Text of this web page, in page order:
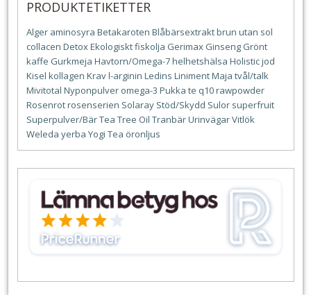
PRODUKTETIKETTER
Alger aminosyra Betakaroten Blåbärsextraktbrun utan sol
collacen DetoxEkologisktfiskolja Gerimax Ginseng Grönt
kaffe Gurkmeja Havtorn/Omega-7helhetshälsa Holisticjod
Kisel kollagen Kravl-arginin Ledins LinimentMaja tvål/talk
Mivitotal Nyponpulver omega-3 Pukka te q10rawpowder
Rosenrotrosenserien Solaray Stöd/Skydd Sulor superfruit
Superpulver/BärTea Tree Oil TranbärUrinvägarVitlök
Weleda yerba Yogi Tea öronljus